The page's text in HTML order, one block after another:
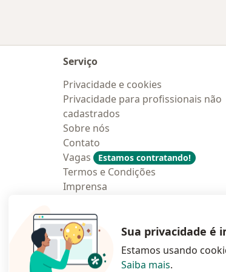
Serviço
Privacidade e cookies
Privacidade para profissionais não
cadastrados
Sobre nós
Contato
Vagas
Estamos contratando!
Termos e Condições
Imprensa
Sua privacidade é
Estamos usando
Saiba mais.